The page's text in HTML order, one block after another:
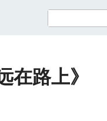
在路上》